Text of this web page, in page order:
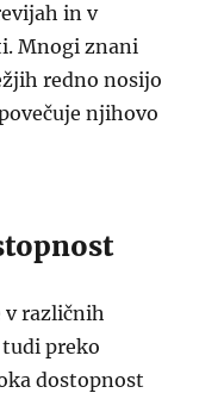
in v
Mnogi znani
redno nosijo
njihovo
v različnih
preko
dostopnost